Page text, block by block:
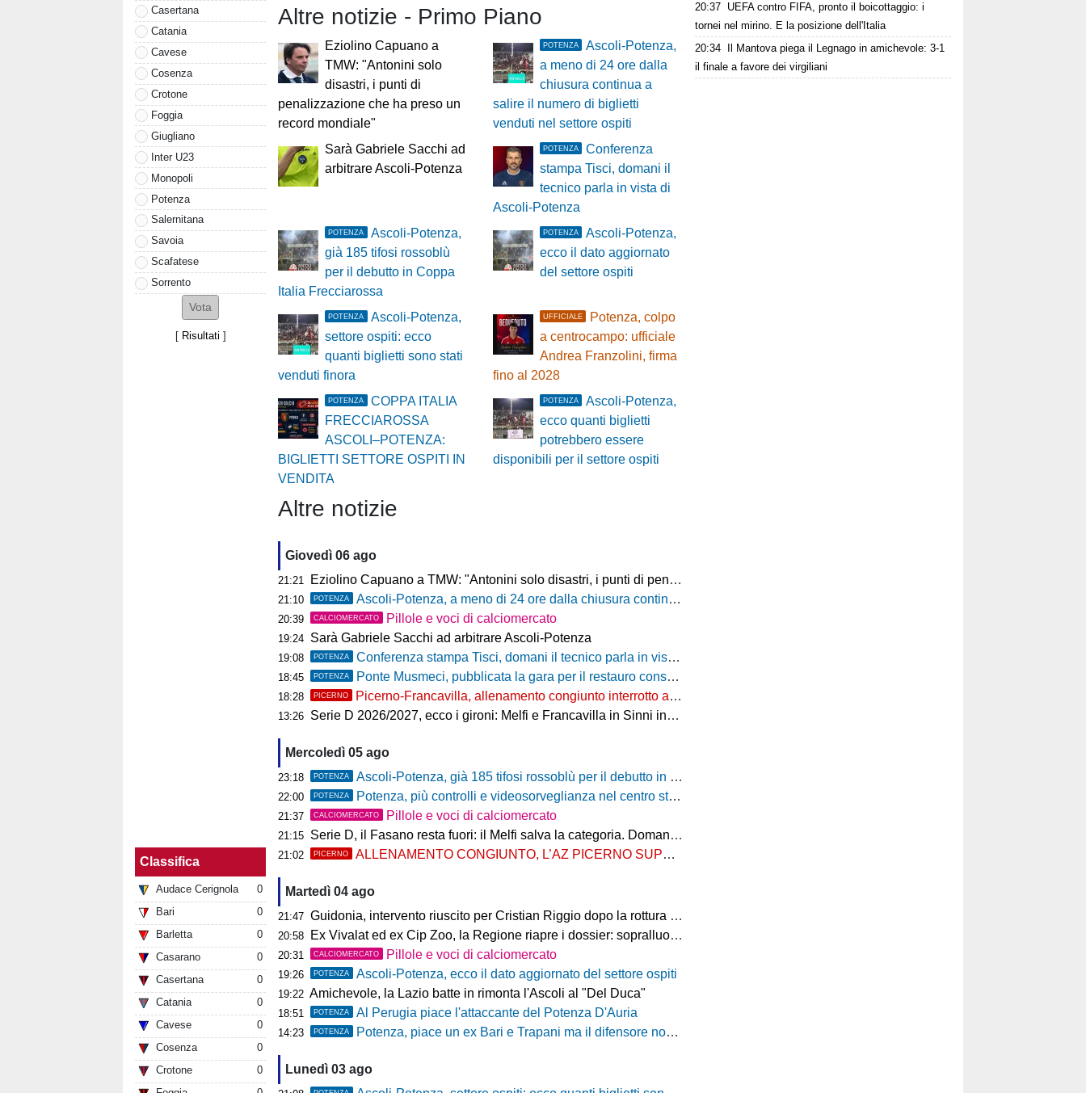
Casertana
Catania
Cavese
Cosenza
Crotone
Foggia
Giugliano
Inter U23
Monopoli
Potenza
Salernitana
Savoia
Scafatese
Sorrento
[ Risultati ]
Classifica
Audace Cerignola
0
Bari
0
Barletta
0
Casarano
0
Casertana
0
Catania
0
Cavese
0
Cosenza
0
Crotone
0
Altre notizie - Primo Piano
Eziolino Capuano a
TMW: "Antonini solo
disastri, i punti di
penalizzazione che ha preso un
record mondiale"
POTENZA
Ascoli-Potenza,
a meno di 24 ore dalla
chiusura continua a
salire il numero di biglietti
venduti nel settore ospiti
Sarà Gabriele Sacchi ad
arbitrare Ascoli-Potenza
POTENZA
Conferenza
stampa Tisci, domani il
tecnico parla in vista di
Ascoli-Potenza
POTENZA
Ascoli-Potenza,
già 185 tifosi rossoblù
per il debutto in Coppa
Italia Frecciarossa
POTENZA
Ascoli-Potenza,
ecco il dato aggiornato
del settore ospiti
POTENZA
Ascoli-Potenza,
settore ospiti: ecco
quanti biglietti sono stati
venduti finora
UFFICIALE
Potenza, colpo
a centrocampo: ufficiale
Andrea Franzolini, firma
fino al 2028
POTENZA
COPPA ITALIA
FRECCIAROSSA
ASCOLI–POTENZA:
BIGLIETTI SETTORE OSPITI IN
VENDITA
POTENZA
Ascoli-Potenza,
ecco quanti biglietti
potrebbero essere
disponibili per il settore ospiti
Altre notizie
Giovedì 06 ago
21:21 Eziolino Capuano a TMW: "Antonini solo disastri, i punti di penalizzazione che ha preso un record mondiale"
21:10 POTENZA Ascoli-Potenza, a meno di 24 ore dalla chiusura continua a salire il numero di biglietti venduti nel settore ospiti
20:39 CALCIOMERCATO Pillole e voci di calciomercato
19:24 Sarà Gabriele Sacchi ad arbitrare Ascoli-Potenza
19:08 POTENZA Conferenza stampa Tisci, domani il tecnico parla in vista di Ascoli-Potenza
18:45 POTENZA Ponte Musmeci, pubblicata la gara per il restauro conservativo
18:28 PICERNO Picerno-Francavilla, allenamento congiunto interrotto al termine del primo tempo
13:26 Serie D 2026/2027, ecco i gironi: Melfi e Francavilla in Sinni insieme nel Girone H
Mercoledì 05 ago
23:18 POTENZA Ascoli-Potenza, già 185 tifosi rossoblù per il debutto in Coppa Italia Frecciarossa
22:00 POTENZA Potenza, più controlli e videosorveglianza nel centro storico: il Comitato per la sicurezza rafforza le misure
21:37 CALCIOMERCATO Pillole e voci di calciomercato
21:15 Serie D, il Fasano resta fuori: il Melfi salva la categoria. Domani l'attesa per i gironi
21:02 PICERNO ALLENAMENTO CONGIUNTO, L’AZ PICERNO SUPERA L’AS MELFI
Martedì 04 ago
21:47 Guidonia, intervento riuscito per Cristian Riggio dopo la rottura del crociato
20:58 Ex Vivalat ed ex Cip Zoo, la Regione riapre i dossier: sopralluogo di Bardi
20:31 CALCIOMERCATO Pillole e voci di calciomercato
19:26 POTENZA Ascoli-Potenza, ecco il dato aggiornato del settore ospiti
19:22 Amichevole, la Lazio batte in rimonta l'Ascoli al "Del Duca"
18:51 POTENZA Al Perugia piace l'attaccante del Potenza D'Auria
14:23 POTENZA Potenza, piace un ex Bari e Trapani ma il difensore non vestirà rossoblù
Lunedì 03 ago
20:37 UEFA contro FIFA, pronto il boicottaggio: i
tornei nel mirino. E la posizione dell'Italia
20:34
Il Mantova piega il Legnago in amichevole: 3-1
il finale a favore dei virgiliani